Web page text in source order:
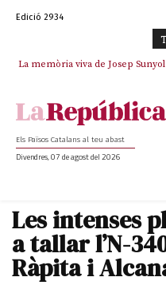
Edició 2934
La memòria viva de Josep Sunyol
La “dignitat” a mitges de Marc
Els Països Catalans al teu abast
Divendres, 07 de agost del 2026
Les intenses
a tallar l’N-
Ràpita i